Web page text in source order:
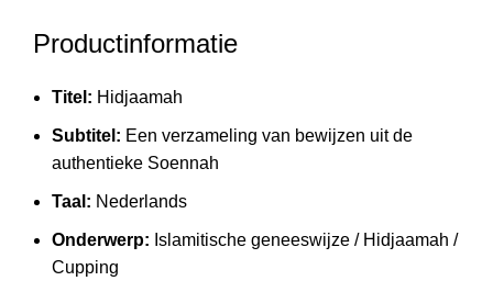
Productinformatie
Titel: Hidjaamah
Subtitel: Een verzameling van bewijzen uit de
authentieke Soennah
Taal: Nederlands
Onderwerp: Islamitische geneeswijze / Hidjaamah /
Cupping